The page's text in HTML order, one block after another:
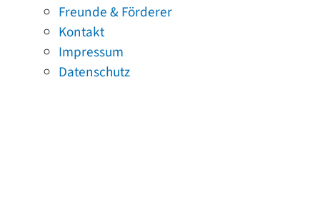
Freunde & Förderer
Kontakt
Impressum
Datenschutz